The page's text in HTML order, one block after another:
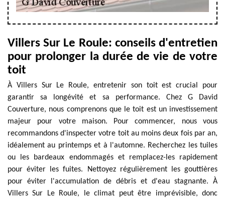
Villers Sur Le Roule: conseils d'entretien
pour prolonger la durée de vie de votre
toit
À Villers Sur Le Roule, entretenir son toit est crucial pour
garantir sa longévité et sa performance. Chez G David
Couverture, nous comprenons que le toit est un investissement
majeur pour votre maison. Pour commencer, nous vous
recommandons d'inspecter votre toit au moins deux fois par an,
idéalement au printemps et à l'automne. Recherchez les tuiles
ou les bardeaux endommagés et remplacez-les rapidement
pour éviter les fuites. Nettoyez régulièrement les gouttières
pour éviter l'accumulation de débris et d'eau stagnante. À
Villers Sur Le Roule, le climat peut être imprévisible, donc